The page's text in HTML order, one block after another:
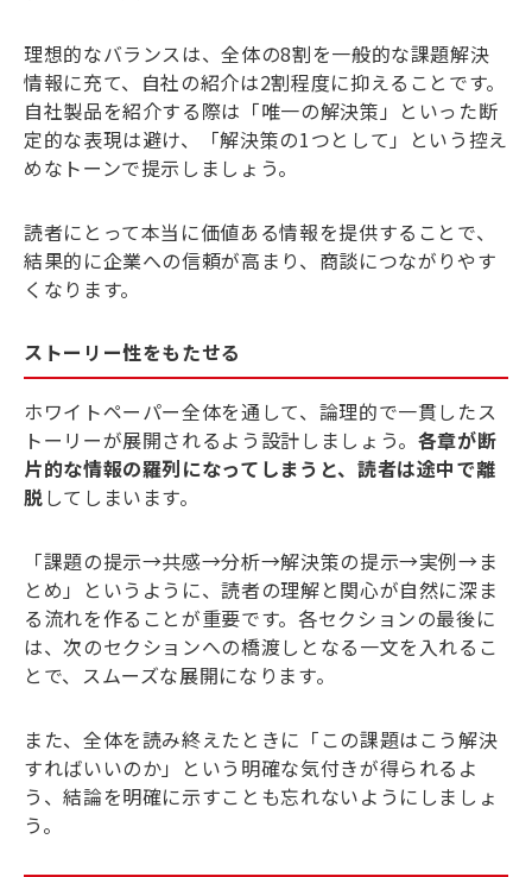
理想的なバランスは、全体の8割を一般的な課題解決
情報に充て、自社の紹介は2割程度に抑えることです。
自社製品を紹介する際は「唯一の解決策」といった断
定的な表現は避け、「解決策の1つとして」という控え
めなトーンで提示しましょう。
読者にとって本当に価値ある情報を提供することで、
結果的に企業への信頼が高まり、商談につながりやす
くなります。
ストーリー性をもたせる
ホワイトペーパー全体を通して、論理的で一貫したス
トーリーが展開されるよう設計しましょう。 各章が断
片的な情報の羅列になってしまうと、読者は途中で離
脱してしまいます。
「課題の提示→共感→分析→解決策の提示→実例→ま
とめ」というように、読者の理解と関心が自然に深ま
る流れを作ることが重要です。各セクションの最後に
は、次のセクションへの橋渡しとなる一文を入れるこ
とで、スムーズな展開になります。
また、全体を読み終えたときに「この課題はこう解決
すればいいのか」という明確な気付きが得られるよ
う、結論を明確に示すことも忘れないようにしましょ
う。